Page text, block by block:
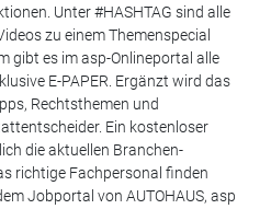
Unter #HASHTAG sind alle
zu einem Themenspecial
gibt es im asp-Onlineportal alle
E-PAPER. Ergänzt wird das
Rechtsthemen und
Ein kostenloser
die aktuellen Branchen-
richtige Fachpersonal finden
Jobportal von AUTOHAUS, asp